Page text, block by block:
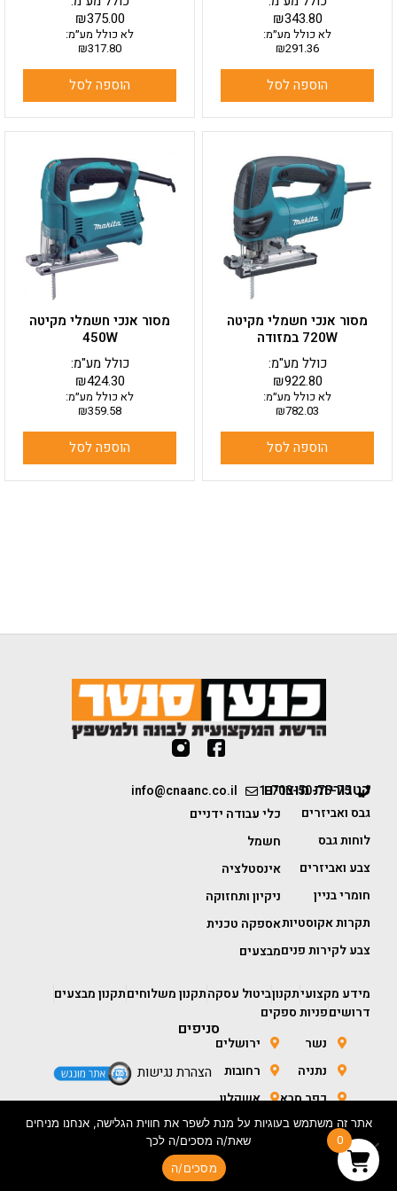
₪343.80
לא כולל מע״מ:
₪291.36
הוספה לסל
₪375.00
לא כולל מע״מ:
₪317.80
הוספה לסל
מסור אנכי חשמלי מקיטה
720W במזודה
₪922.80
כולל מע"מ:
לא כולל מע״מ:
₪782.03
הוספה לסל
מסור אנכי חשמלי מקיטה
450W
₪424.30
כולל מע"מ:
לא כולל מע״מ:
₪359.58
הוספה לסל
1-700-50-75-75
info@cnaanc.co.il קטגוריות מוצרים
גבס ואביזרים
לוחות גבס
צבע ואביזרים
חומרי בניין
תקרות אקוסטיות
צבע לקירות פנים
כלי עבודה ידניים
חשמל
אינסטלציה
ניקיון ותחזוקה
אספקה טכנית
מבצעים
מידע מקצועיתקנוןביטול עסקהתקנון משלוחיםתקנון מבצעים
דרושיםפניות ספקים
סניפים
נשר
נתניה
כפר סבא
חולון
ירושלים
רחובות
אשקלון
באר שבע
הצהרת נגישות
0
אתר זה משתמש בעוגיות על מנת לשפר את חווית הגלישה, אנחנו מניחים
שאת/ה מסכים/ה לכך
מסכים/ה